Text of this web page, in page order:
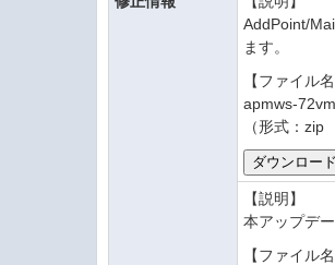
AddPoint/
ます。
【ファイル
apmws-
（形式：
【説明】
本アップデ
【ファイル